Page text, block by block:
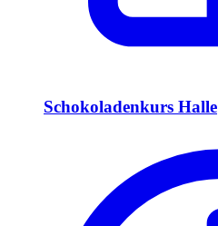
Schokoladenkurs Halle